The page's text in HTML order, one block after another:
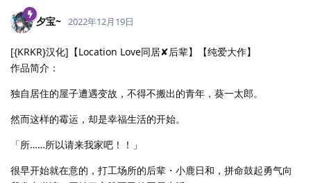
夕宝~ 2022年12月19日
[{KRKR}汉化]【Location Love同居✘后辈】【纯爱大作】
作品简介：
独自居住的屋子遭遇变故，不得不搬出的青年，葵一太郎。
然而这样的霉运，却是幸福生活的开始。
「所……所以请来我家吧！！」
很早开始就在意的，打工场所的后辈・小鹿日和，拼命鼓起勇气向